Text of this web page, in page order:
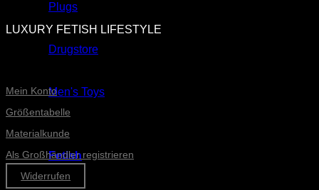
Plugs
Drugstore
Men's Toys
Fetish
LUXURY FETISH LIFESTYLE
Mein Konto
Größentabelle
Materialkunde
Als Großhändler registrieren
Widerrufen